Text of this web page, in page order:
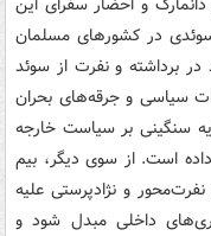
در کشورهای مسلمان
برداشته و نفرت از سوئد
سیاسی و جرقه‌های بحران
سنگینی بر سیاست خارجه
است. از سوی دیگر، بیم
و نژادپرستی علیه
داخلی مبدل شود و